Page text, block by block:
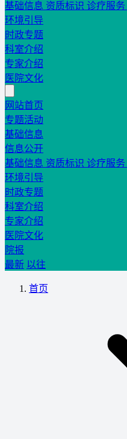
基础信息 资质标识 诊疗服务
环境引导
时政专题
科室介绍
专家介绍
医院文化
网站首页
专题活动
基础信息
信息公开
基础信息 资质标识 诊疗服务
环境引导
时政专题
科室介绍
专家介绍
医院文化
院报
最新 以往
首页